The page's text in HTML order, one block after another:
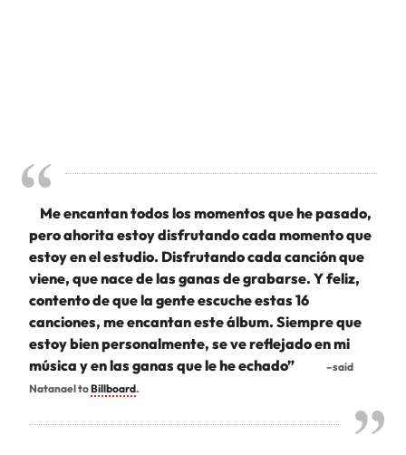
Me encantan todos los momentos que he pasado,
pero ahorita estoy disfrutando cada momento que
estoy en el estudio. Disfrutando cada canción que
viene, que nace de las ganas de grabarse. Y feliz,
contento de que la gente escuche estas 16
canciones, me encantan este álbum. Siempre que
estoy bien personalmente, se ve reflejado en mi
música y en las ganas que le he echado”
–said
Natanael toBillboard.